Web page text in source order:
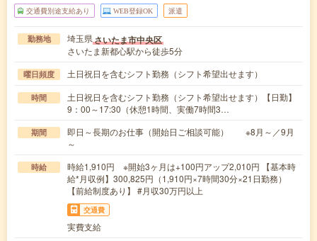
交通費別途支給あり WEB登録OK 派遣
勤務地 埼玉県さいたま市中央区
さいたま新都心駅から徒歩5分
曜日頻度 土日祝日を含むシフト勤務（シフト希望出せます）
時間
土日祝日を含むシフト勤務（シフト希望出せます）【日勤】
9：00～17:30（休憩1時間、実働7時間3…
期間
即日～長期のお仕事（開始日ご相談可能） ※8月～／9月
～
時給
時給1,910円 ※開始3ヶ月は+100円アップ2,010円 【基本時
給*月収例】300,825円（1,910円×7時間30分×21日勤務）
【前給制度あり】 #月収30万円以上
交通費
実費支給